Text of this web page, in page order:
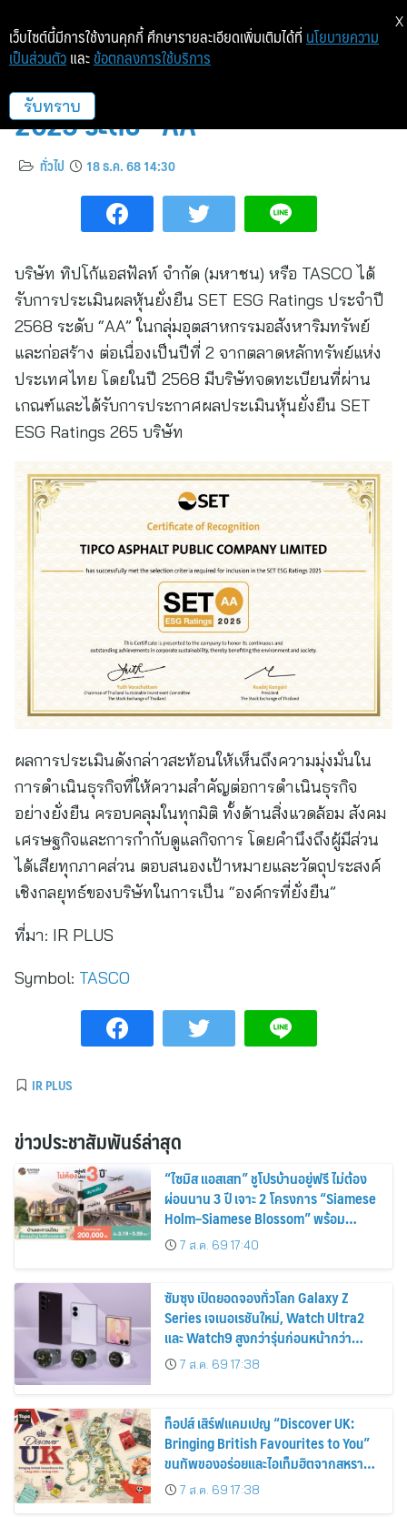
TASCO คว้า SET ESG Ratings
2025 ระดับ “AA”
ทั่วไป 18 ธ.ค. 68 14:30
บริษัท ทิปโก้แอสฟัลท์ จำกัด (มหาชน) หรือ TASCO ได้
รับการประเมินผลหุ้นยั่งยืน SET ESG Ratings ประจำปี
2568 ระดับ “AA” ในกลุ่มอุตสาหกรรมอสังหาริมทรัพย์
และก่อสร้าง ต่อเนื่องเป็นปีที่ 2 จากตลาดหลักทรัพย์แห่ง
ประเทศไทย โดยในปี 2568 มีบริษัทจดทะเบียนที่ผ่าน
เกณฑ์และได้รับการประกาศผลประเมินหุ้นยั่งยืน SET
ESG Ratings 265 บริษัท
ผลการประเมินดังกล่าวสะท้อนให้เห็นถึงความมุ่งมั่นใน
การดำเนินธุรกิจที่ให้ความสำคัญต่อการดำเนินธุรกิจ
อย่างยั่งยืน ครอบคลุมในทุกมิติ ทั้งด้านสิ่งแวดล้อม สังคม
เศรษฐกิจและการกำกับดูแลกิจการ โดยคำนึงถึงผู้มีส่วน
ได้เสียทุกภาคส่วน ตอบสนองเป้าหมายและวัตถุประสงค์
เชิงกลยุทธ์ของบริษัทในการเป็น “องค์กรที่ยั่งยืน”
ที่มา: IR PLUS
Symbol: TASCO
IR PLUS
ข่าวประชาสัมพันธ์ล่าสุด
“ไซมิส แอสเสท” ชูโปรบ้านอยู่ฟรี ไม่ต้อง
ผ่อนนาน 3 ปี เจาะ 2 โครงการ “Siamese
Holm–Siamese Blossom” พร้อม
ส่วนลดและสิทธิพิเศษถึง 31 สิงหาคม
2569
7 ส.ค. 69 17:40
ซัมซุง เปิดยอดจองทั่วโลก Galaxy Z
Series เจเนอเรชันใหม่, Watch Ultra2
และ Watch9 สูงกว่ารุ่นก่อนหน้ากว่า
30%7 ส.ค. 69 17:38
ท็อปส์ เสิร์ฟแคมเปญ “Discover UK:
Bringing British Favourites to You”
ขนทัพของอร่อยและไอเท็มฮิตจากสหราช
อาณาจักร ส่งตรงถึงมือตั้งแต่วันนี้ – 18
สิงหาคมนี้
7 ส.ค. 69 17:38
เว็บไซต์นี้มีการใช้งานคุกกี้ ศึกษารายละเอียดเพิ่มเติมได้ที่ นโยบายความ
เป็นส่วนตัว และ ข้อตกลงการใช้บริการ
รับทราบ
X